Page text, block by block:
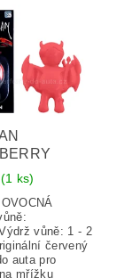
(1 ks)
OVOCNÁ
vůně: 1 - 2
červený
auta pro
mřížku